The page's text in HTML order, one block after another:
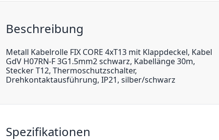
Beschreibung
Metall Kabelrolle FIX CORE 4xT13 mit Klappdeckel, Kabel
GdV H07RN-F 3G1.5mm2 schwarz, Kabellänge 30m,
Stecker T12, Thermoschutzschalter,
Drehkontaktausführung, IP21, silber/schwarz
Spezifikationen